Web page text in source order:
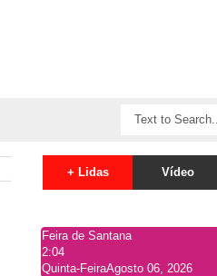
+ Lidas Vídeo
Feira de Santana
2:04
Quinta-FeiraAgosto 06, 2026